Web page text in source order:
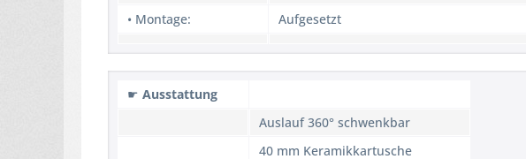
• Montage:
Aufgesetzt
☛ Ausstattung
Auslauf 360° schwenkbar
40 mm Keramikkartusche